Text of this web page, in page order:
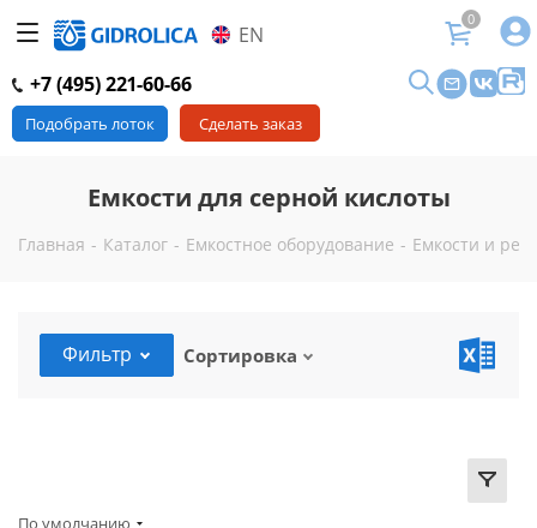
EN
0
+7 (495) 221-60-66
Подобрать лоток Сделать заказ
Емкости для серной кислоты
Главная - Каталог - Емкостное оборудование - Емкости и
Фильтр Сортировка
По умолчанию